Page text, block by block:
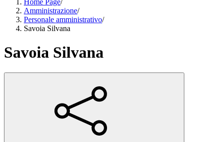
Home Page/
Amministrazione/
Personale amministrativo/
Savoia Silvana
Savoia Silvana